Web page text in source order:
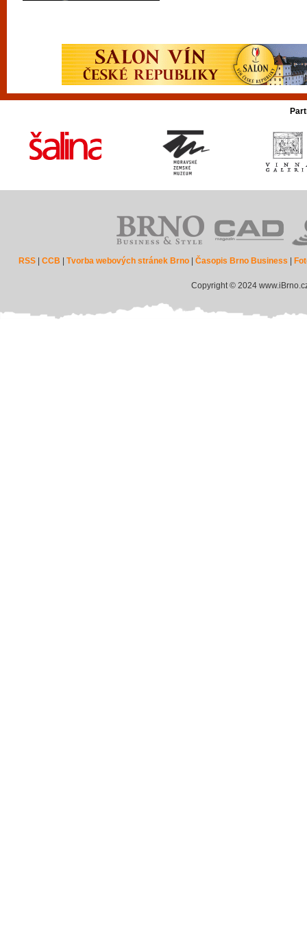
RSS |CCB |Tvorba webových stránek Brno |Časopis Brno Business
Copyright © 2024